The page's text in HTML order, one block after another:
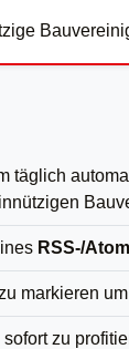
täglich
RSS-/
markieren
sofort zu